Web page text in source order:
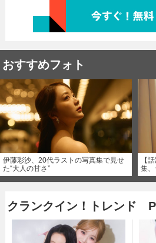
おすすめフォト
伊藤彩沙、20代ラストの写真集で見せ
た“大人の甘さ”
【
集、
クランクイン！トレンド